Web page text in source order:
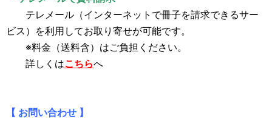
テレメール（インターネットで冊子を請求できるサー
ビス）を利用してお取り寄せが可能です。
※料金（送料含）はご負担ください。
詳しくはこちらへ
【 お問い合わせ 】